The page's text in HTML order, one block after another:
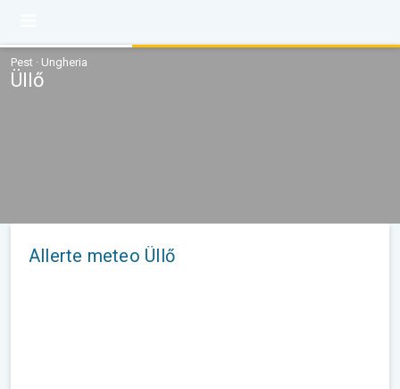
Pest · Ungheria
Üllő
Allerte meteo Üllő